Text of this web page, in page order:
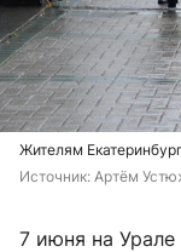
Жителям
Источник: Артём
7 июня на